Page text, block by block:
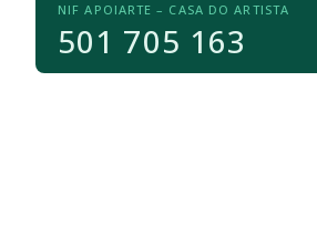
NIF APOIARTE – CASA DO ARTISTA
501 705 163